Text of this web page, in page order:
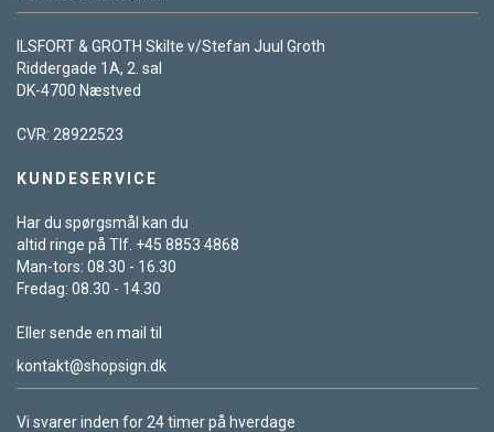
ILSFORT & GROTH Skilte v/Stefan Juul Groth
Riddergade 1A, 2. sal
DK-4700 Næstved
CVR: 28922523
KUNDESERVICE
Har du spørgsmål kan du
altid ringe på Tlf. +45 8853 4868
Man-tors: 08.30 - 16.30
Fredag: 08.30 - 14.30
Eller sende en mail til
kontakt@shopsign.dk
Vi svarer inden for 24 timer på hverdage